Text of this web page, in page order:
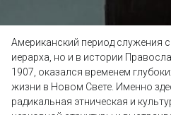
Американский период служения
иерарха, но и в истории
1907, оказался временем
жизни в Новом Свете. Именно
радикальная этническая и